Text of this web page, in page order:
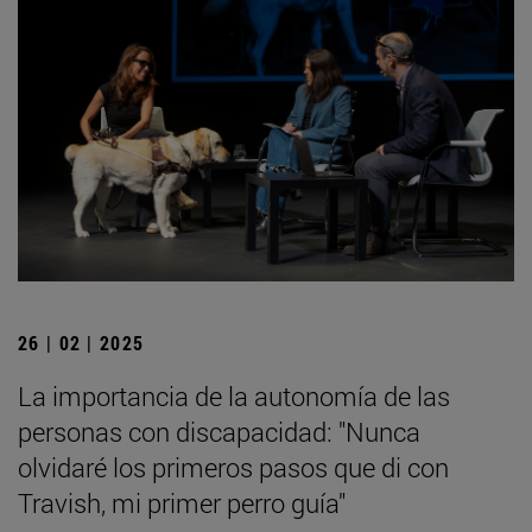
26 | 02 | 2025
La importancia de la autonomía de las
personas con discapacidad: "Nunca
olvidaré los primeros pasos que di con
Travish, mi primer perro guía"